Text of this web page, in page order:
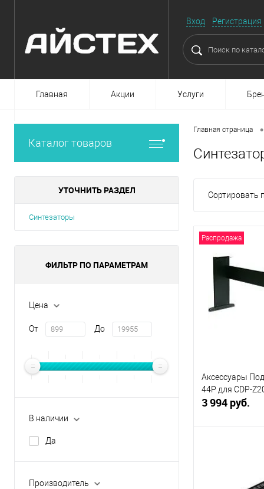
Вход Регистрация
Главная Акции Услуги
Каталог товаров
УТОЧНИТЬ РАЗДЕЛ
Синтезаторы
ФИЛЬТР ПО ПАРАМЕТРАМ
Цена
От До
В наличии
Да
Производитель
Главная страница •
Сортировать
Распродажа
Аксессуары
44P для CDP-
3 994 руб.
Купить в 1